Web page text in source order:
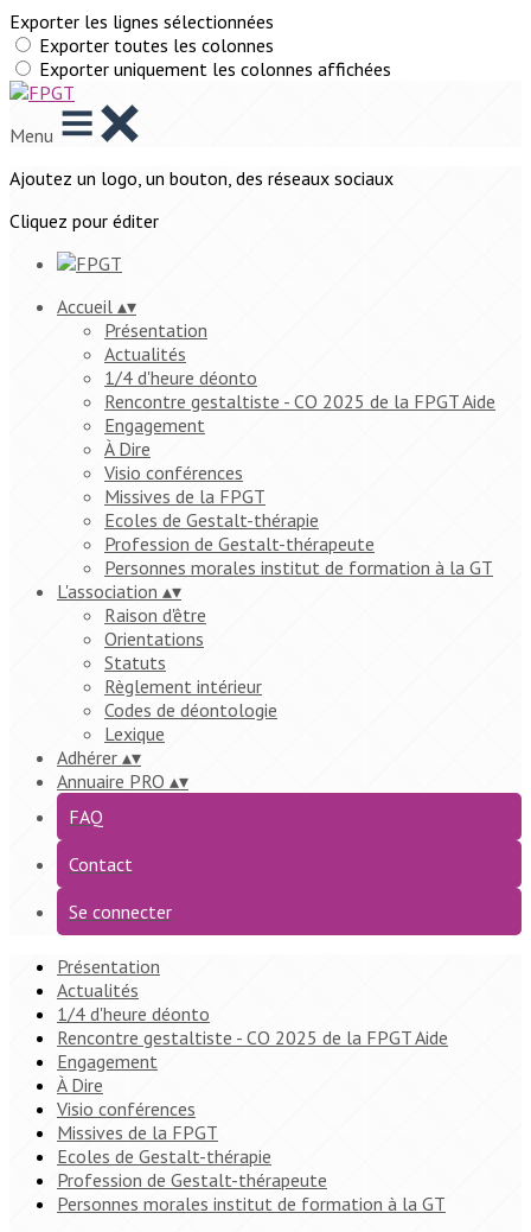
Exporter les lignes sélectionnées
Exporter toutes les colonnes
Exporter uniquement les colonnes affichées
Menu
Ajoutez un logo, un bouton, des réseaux sociaux
Cliquez pour éditer
Accueil ▴▾
Présentation
Actualités
1/4 d'heure déonto
Rencontre gestaltiste - CO 2025 de la FPGT Aide
Engagement
À Dire
Visio conférences
Missives de la FPGT
Ecoles de Gestalt-thérapie
Profession de Gestalt-thérapeute
Personnes morales institut de formation à la GT
L'association ▴▾
Raison d'être
Orientations
Statuts
Règlement intérieur
Codes de déontologie
Lexique
Adhérer ▴▾
Annuaire PRO ▴▾
FAQ
Contact
Se connecter
Présentation
Actualités
1/4 d'heure déonto
Rencontre gestaltiste - CO 2025 de la FPGT Aide
Engagement
À Dire
Visio conférences
Missives de la FPGT
Ecoles de Gestalt-thérapie
Profession de Gestalt-thérapeute
Personnes morales institut de formation à la GT